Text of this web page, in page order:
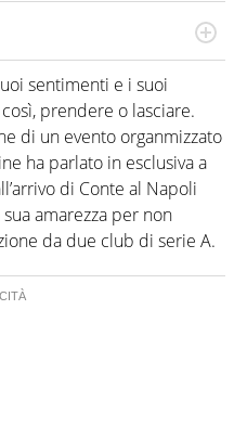
lo sport in tutte le
quando ha modo di
ai grandi protagonisti
sentimenti e i suoi
prendere o lasciare.
di un evento organmizzato
ha parlato in esclusiva a
di Conte al Napoli
amarezza per non
da due club di serie A.